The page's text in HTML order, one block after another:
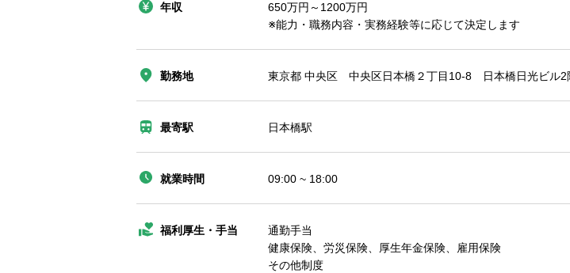
年収
650万円～1200万円
※能力・職務内容・実務経験等に応じて決定します
勤務地 東京都 中央区 中央区日本橋２丁目10-8 日本橋日光ビル2
最寄駅 日本橋駅
就業時間 09:00 ~ 18:00
福利厚生・手当
通勤手当
健康保険、労災保険、厚生年金保険、雇用保険
その他制度